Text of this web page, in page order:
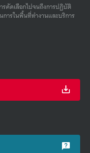
รคัดเลือกไปจนถึงการปฏิบัติ
ารในพื้นที่ทํางานและบริการ